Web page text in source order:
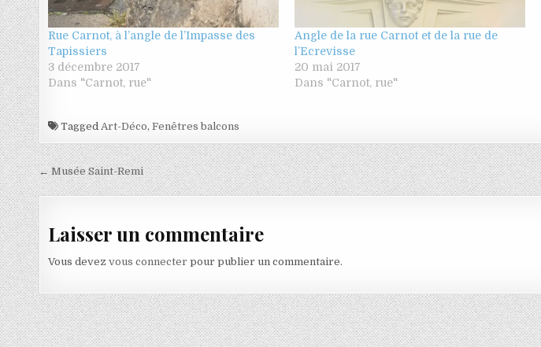
Rue Carnot, à l’angle de l’Impasse des
Tapissiers
3 décembre 2017
Dans "Carnot, rue"
Angle de la rue Carnot et de la rue de
l’Ecrevisse
20 mai 2017
Dans "Carnot, rue"
TaggedArt-Déco,Fenêtres balcons
Navigation de l’article
← Musée Saint-Remi
Laisser un commentaire
Vous devezvous connecter pour publier un commentaire.